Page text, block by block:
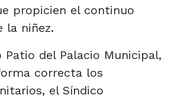
propicien el continuo
la niñez.
Patio del Palacio Municipal,
correcta los
el Síndico